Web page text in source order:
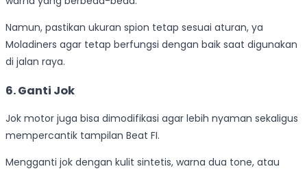
Namun, pastikan ukuran spion tetap sesuai aturan, ya
Moladiners agar tetap berfungsi dengan baik saat digunakan
di jalan raya.
6. Ganti Jok
Jok motor juga bisa dimodifikasi agar lebih nyaman sekaligus
mempercantik tampilan Beat FI.
Mengganti jok dengan kulit sintetis, warna dua tone, atau